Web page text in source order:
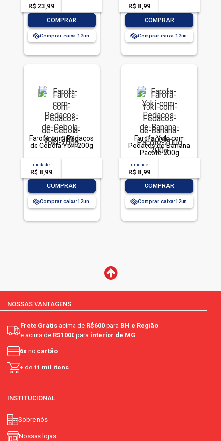
R$ 23,99
COMPRAR
Comprar caixa:12
R$ 8,99
COMPRAR
Comprar caixa:12
Farofa com Pedaços
de Cebola Yoki 200g
unidade
R$ 8,99
COMPRAR
Comprar caixa:12
Farofa Yoki com
Pedaços de Banana
Pacote 200g
unidade
R$ 8,99
COMPRAR
Comprar caixa:12
NOSSAS VANTAGENS
Frete Grátis acima de R$600 para BH e Região
e acima de R$1000 para interior de MG
6x no cartão
+ de 11 mil itens
INSTITUCIONAL
Sobre nós
Nossas lojas